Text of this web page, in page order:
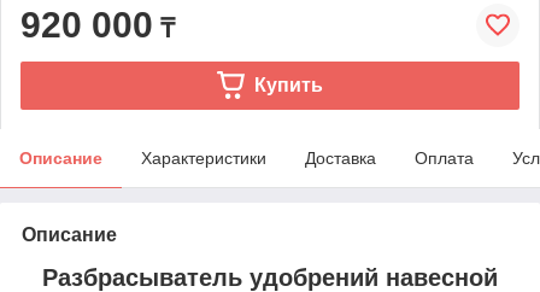
920 000 ₸
Купить
Описание Характеристики Доставка Оплата
Описание
Разбрасыватель удобрений навесной